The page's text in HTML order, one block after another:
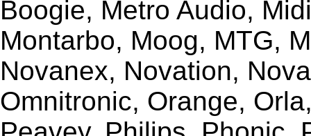
Boogie, Metro Audio,
Montarbo, Moog, MTG,
Novanex, Novation,
Omnitronic, Orange,